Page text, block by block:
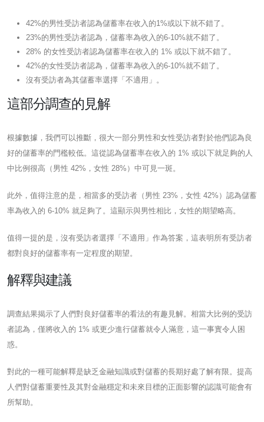
42%的男性受訪者認為儲蓄率在收入的1%或以下就不錯了。
23%的男性受訪者認為，儲蓄率為收入的6-10%就不錯了。
28% 的女性受訪者認為儲蓄率在收入的 1% 或以下就不錯了。
42%的女性受訪者認為，儲蓄率為收入的6-10%就不錯了。
沒有受訪者為其儲蓄率選擇「不適用」。
這部分調查的見解
根據數據，我們可以推斷，很大一部分男性和女性受訪者對於他們認為良
好的儲蓄率的門檻較低。這從認為儲蓄率在收入的 1% 或以下就足夠的人
中比例很高（男性 42%，女性 28%）中可見一斑。
此外，值得注意的是，相當多的受訪者（男性 23%，女性 42%）認為儲蓄
率為收入的 6-10% 就足夠了。這顯示與男性相比，女性的期望略高。
值得一提的是，沒有受訪者選擇「不適用」作為答案，這表明所有受訪者
都對良好的儲蓄率有一定程度的期望。
解釋與建議
調查結果揭示了人們對良好儲蓄率的看法的有趣見解。相當大比例的受訪
者認為，僅將收入的 1% 或更少進行儲蓄就令人滿意，這一事實令人困
惑。
對此的一種可能解釋是缺乏金融知識或對儲蓄的長期好處了解有限。提高
人們對儲蓄重要性及其對金融穩定和未來目標的正面影響的認識可能會有
所幫助。